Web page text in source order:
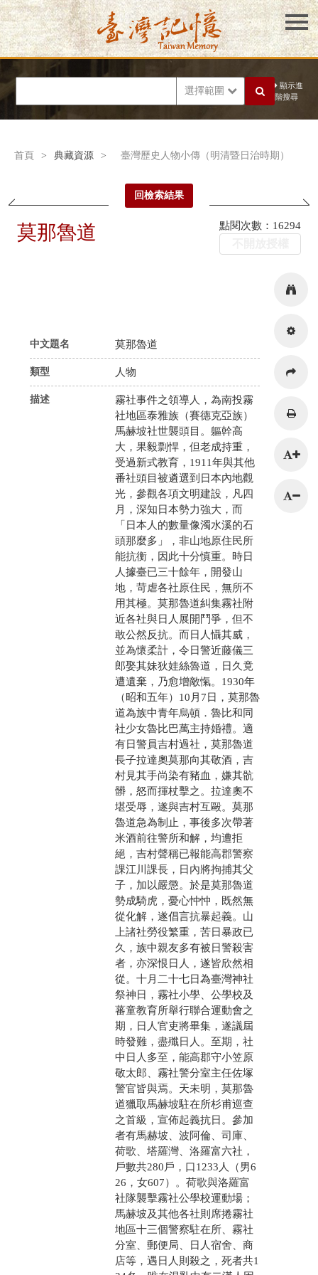
選擇範圍
顯示進
階搜尋
首頁 > 典藏資源 > 臺灣歷史人物小傳（明清暨日治時期）
回檢索結果
莫那魯道 點閱次數：16294
中文題名 莫那魯道
類型 人物
描述
霧社事件之領導人，為南投霧
社地區泰雅族（賽德克亞族）
馬赫坡社世襲頭目。軀幹高
大，果毅剽悍，但老成持重，
受過新式教育，1911年與其他
番社頭目被遴選到日本內地觀
光，參觀各項文明建設，凡四
月，深知日本勢力強大，而
「日本人的數量像濁水溪的石
頭那麼多」，非山地原住民所
能抗衡，因此十分慎重。時日
人據臺已三十餘年，開發山
地，苛虐各社原住民，無所不
用其極。莫那魯道糾集霧社附
近各社與日人展開鬥爭，但不
敢公然反抗。而日人懾其威，
並為懷柔計，令日警近藤儀三
郎娶其妹狄娃絲魯道，日久竟
遭遺棄，乃愈增敵愾。1930年
（昭和五年）10月7日，莫那魯
道為族中青年烏頓．魯比和同
社少女魯比巴萬主持婚禮。適
有日警員吉村過社，莫那魯道
長子拉達奧莫那向其敬酒，吉
村見其手尚染有豬血，嫌其骯
髒，怒而揮杖擊之。拉達奧不
堪受辱，遂與吉村互毆。莫那
魯道急為制止，事後多次帶著
米酒前往警所和解，均遭拒
絕，吉村聲稱已報能高郡警察
課江川課長，日內將拘捕其父
子，加以嚴懲。於是莫那魯道
勢成騎虎，憂心忡忡，既然無
從化解，遂倡言抗暴起義。山
上諸社勞役繁重，苦日暴政已
久，族中親友多有被日警殺害
者，亦深恨日人，遂皆欣然相
從。十月二十七日為臺灣神社
祭神日，霧社小學、公學校及
蕃童教育所舉行聯合運動會之
期，日人官吏將畢集，遂議屆
時發難，盡殲日人。至期，社
中日人多至，能高郡守小笠原
敬太郎、霧社警分室主任佐塚
警官皆與焉。天未明，莫那魯
道獵取馬赫坡駐在所杉甫巡查
之首級，宣佈起義抗日。參加
者有馬赫坡、波阿倫、司庫、
荷歌、塔羅灣、洛羅富六社，
戶數共280戶，口1233人（男6
26，女607）。荷歌與洛羅富
社隊襲擊霧社公學校運動場；
馬赫坡及其他各社則席捲霧社
地區十三個警察駐在所、霧社
分室、郵便局、日人宿舍、商
店等，遇日人則殺之，死者共1